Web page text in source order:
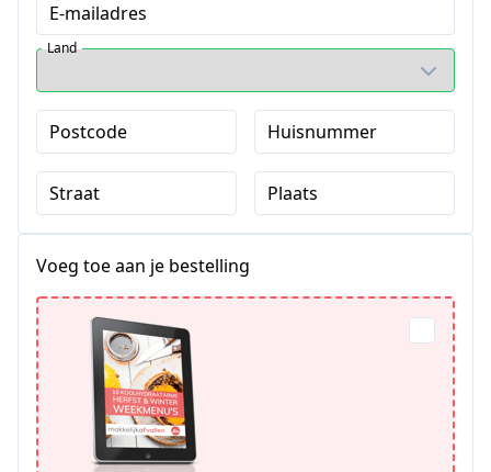
E-mailadres
Land
Postcode Huisnummer
Straat Plaats
Voeg toe aan je bestelling